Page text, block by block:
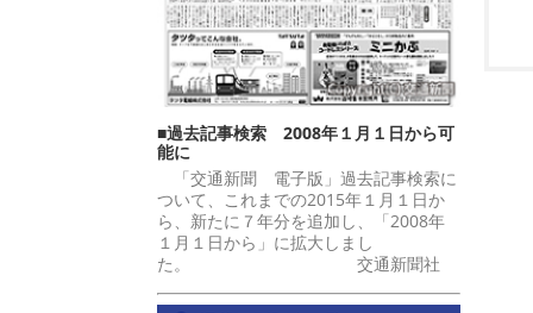
■過去記事検索 2008年１月１日から可
能に
「交通新聞 電子版」過去記事検索に
ついて、これまでの2015年１月１日か
ら、新たに７年分を追加し、「2008年
１月１日から」に拡大しまし
た。 交通新聞社